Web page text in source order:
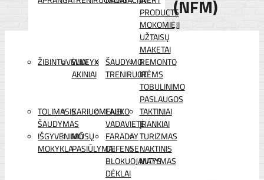
PRODUCTS
MOKOMIEJI
UŽTAISŲ
MAKETAI
ŽIBINTUVĖLIAI
WILEYX
AKINIAI
ŠAUDYMO
TRENIRUOTĖMS
REMONTO
IR
TOBULINIMO
PASLAUGOS
TOLIMASIS
ŠAUDYMAS
KARIUOMENEI
LAUKO
VADAVIETĖ
TAKTINIAI
ĮRANKIAI
IŠGYVENIMO
MOKYKLA
MŪSŲ
PASIŪLYMAI
FARADAY
DEFENSE
BLOKUOJANTYS
DĖKLAI
TURIZMAS
NAKTINIS
MATYMAS
(NFM)